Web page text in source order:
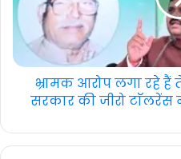
भ्रामक आरोप लगा रहे हैं
सरकार की जीरो टाॅलरेंस